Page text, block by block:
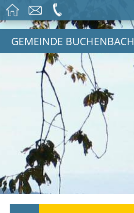
GEMEINDE BUCHENBACH